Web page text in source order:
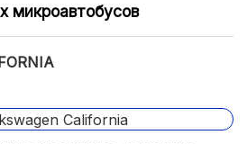
микроавтобусов